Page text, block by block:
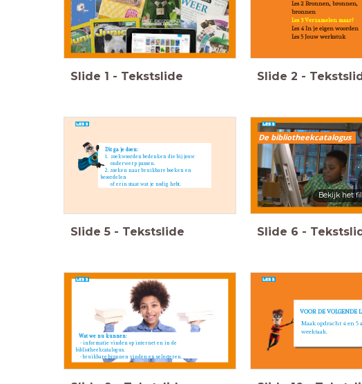
Slide 1 - Tekstslide
Les 2 Bronnen, bronnen,
bronnen
Les 3 Verzamelen maar!
Les 4 In je eigen woorden
Les 5 Jouw werkstuk
Slide 2 -
Dit ga je doen:
1. zoekwoorden bedenken die bij jouw
onderwerp passen.
2. zoeken naar bruikbare boeken en
beoordelen
of erin staat wat je nodig hebt.
Slide 5 - Tekstslide
De bibliotheekcatalogus
Bekijk het
Slide 6 -
Wat we nu kunnen:
- informatie vinden op internet en in de
bibliotheekcatalogus.
- bruikbare bronnen vinden en selecteren.
VOOR DE VOLGENDE
Maak opdracht 4 en 5
weektaak.